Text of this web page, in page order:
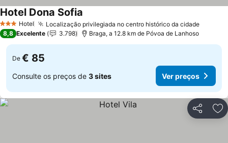
3 EstrelasHotel Localização privilegiada no centro histórico da cidadeVer
Hotel Dona Sofia
8,8 Excelente 3.798 Braga, a 12.8 km de Póvoa de Lanhoso
De € 85
Consulte os preços de 3 sites Ver preços
Partilhar